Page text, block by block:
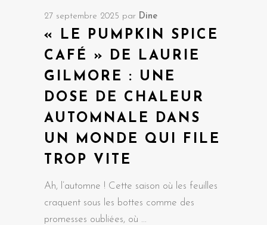
27 septembre 2025 par Dine
« LE PUMPKIN SPICE
CAFÉ » DE LAURIE
GILMORE : UNE
DOSE DE CHALEUR
AUTOMNALE DANS
UN MONDE QUI FILE
TROP VITE
Ah, l’automne ! Cette saison où les feuilles
craquent sous les bottes comme des
promesses oubliées, où